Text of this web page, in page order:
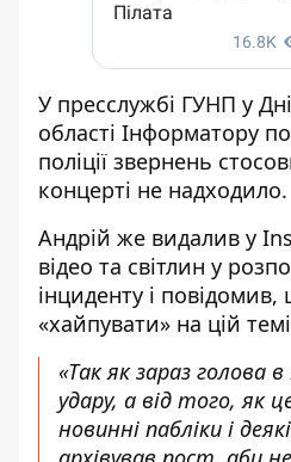
У пресслужбі ГУНП у
області Інформатору
поліції звернень
концерті не надходило.
Андрій же видалив у
відео та світлин у
інциденту і
«хайпувати» на цій
«Так як зараз голова
удару, а від того, як
новинні пабліки і